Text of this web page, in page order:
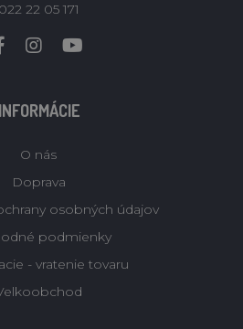
022 22 05 171
INFORMÁCIE
O nás
Doprava
osobných údajov
podmienky
- vratenie tovaru